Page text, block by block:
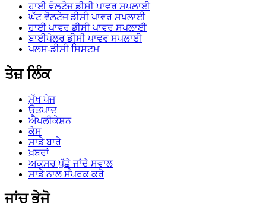
ਹਾਈ ਵੋਲਟੇਜ ਡੀਸੀ ਪਾਵਰ ਸਪਲਾਈ
ਘੱਟ ਵੋਲਟੇਜ ਡੀਸੀ ਪਾਵਰ ਸਪਲਾਈ
ਹਾਈ ਪਾਵਰ ਡੀਸੀ ਪਾਵਰ ਸਪਲਾਈ
ਬਾਈਪੋਲਰ ਡੀਸੀ ਪਾਵਰ ਸਪਲਾਈ
ਪਲਸ-ਡੀਸੀ ਸਿਸਟਮ
ਤੇਜ਼ ਲਿੰਕ
ਮੁੱਖ ਪੇਜ
ਉਤਪਾਦ
ਐਪਲੀਕੇਸ਼ਨ
ਕੇਸ
ਸਾਡੇ ਬਾਰੇ
ਖ਼ਬਰਾਂ
ਅਕਸਰ ਪੁੱਛੇ ਜਾਂਦੇ ਸਵਾਲ
ਸਾਡੇ ਨਾਲ ਸੰਪਰਕ ਕਰੋ
ਜਾਂਚ ਭੇਜੋ